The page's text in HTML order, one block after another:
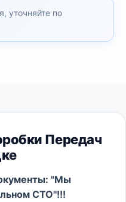
уточняйте по
Передач
"Мы
СТО"!!!